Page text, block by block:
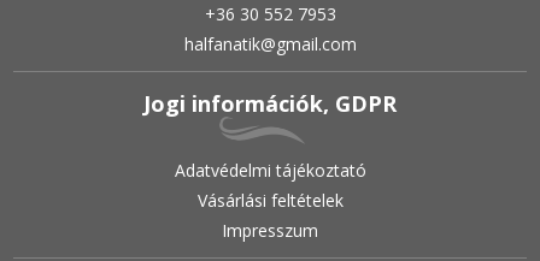
+36 30 552 7953
halfanatik@gmail.com
Jogi információk, GDPR
Adatvédelmi tájékoztató
Vásárlási feltételek
Impresszum